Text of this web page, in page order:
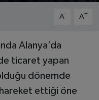
A- A+
Alanya’da
ticaret yapan
dönemde
ettiği öne